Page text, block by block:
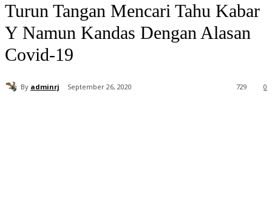
Turun Tangan Mencari Tahu Kabar
Y Namun Kandas Dengan Alasan
Covid-19
By adminrj September 26, 2020 0
729